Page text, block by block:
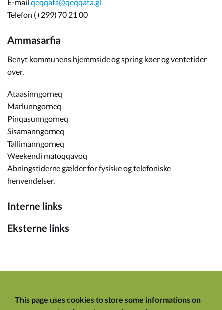
E-mail qeqqata@qeqqata.gl
Telefon (+299) 70 21 00
Ammasarfia
Benyt kommunens hjemmside og spring køer og ventetider
over.
Ataasinngorneq
Marlunngorneq
Pinqasunngorneq
Sisamanngorneq
Tallimanngorneq
Weekendi matoqqavoq
Abningstiderne gælder for fysiske og telefoniske
henvendelser.
Interne links
Eksterne links
This page uses cookies to store some informations on